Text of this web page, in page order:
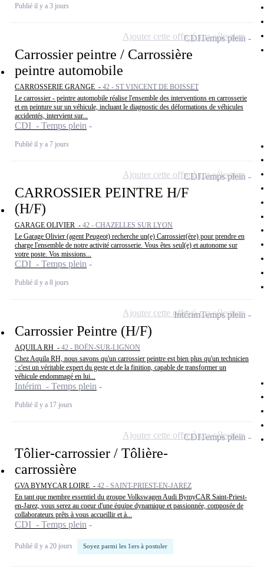
Publié il y a 3 jours
Carrossier peintre / Carrossière
peintre automobile
CARROSSERIE GRANGE - 42 - ST VINCENT DE BOISSET
Le carrossier - peintre automobile réalise l'ensemble des interventions en carrosserie
et en peinture sur un véhicule, incluant le diagnostic des déformations de véhicules
accidentés, intervient sur...
CDI - Temps plein
Publié il y a 7 jours
CDITemps plein
Ajouter cette offre à ma sélection
CARROSSIER PEINTRE H/F
(H/F)
GARAGE OLIVIER - 42 - CHAZELLES SUR LYON
Le Garage Olivier (agent Peugeot) recherche un(e) Carrossier(ère) pour prendre en
charge l'ensemble de notre activité carrosserie. Vous êtes seul(e) et autonome sur
votre poste. Vos missions...
CDI - Temps plein
Publié il y a 8 jours
CDITemps plein
Ajouter cette offre à ma sélection
Carrossier Peintre (H/F)
AQUILA RH - 42 - BOËN-SUR-LIGNON
Chez Aquila RH, nous savons qu'un carrossier peintre est bien plus qu'un technicien
: c'est un véritable expert du geste et de la finition, capable de transformer un
véhicule endommagé en lui...
Intérim - Temps plein
Publié il y a 17 jours
IntérimTemps plein
Ajouter cette offre à ma sélection
Tôlier-carrossier / Tôlière-
carrossière
GVA BYMYCAR LOIRE - 42 - SAINT-PRIEST-EN-JAREZ
En tant que membre essentiel du groupe Volkswagen Audi BymyCAR Saint-Priest-
en-Jarez, vous serez au coeur d'une équipe dynamique et passionnée, composée de
collaborateurs prêts à vous accueillir et à...
CDI - Temps plein
Publié il y a 20 jours Soyez parmi les 1ers à postuler
CDITemps plein
Ajouter cette offre à ma sélection